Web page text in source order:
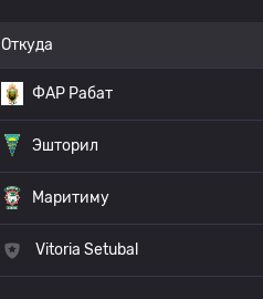
Откуда
ФАР Рабат
Эшторил
Маритиму
Vitoria Setubal